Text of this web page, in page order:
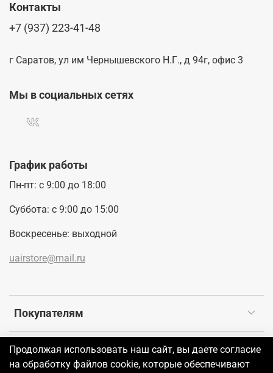
Покупателям
График работы
Пн-пт: с 9:00 до 18:00
Суббота: с 9:00 до 15:00
Воскресенье: выходной
uairstore@mail.ru
Контакты
+7 (937) 223-41-48
г Саратов, ул им Чернышевского Н.Г., д 94г, офис 3
Мы в социальных сетях
©2026 UAIR
Продолжая использовать наш сайт, вы даете согласие
на обработку файлов cookie, которые обеспечивают